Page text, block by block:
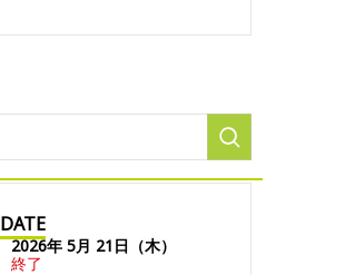
DATE
2026年 5月 21日（木）
終了